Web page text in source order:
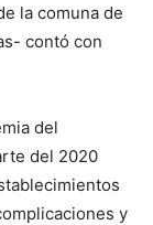
la comuna de
contó con
del
del 2020
y